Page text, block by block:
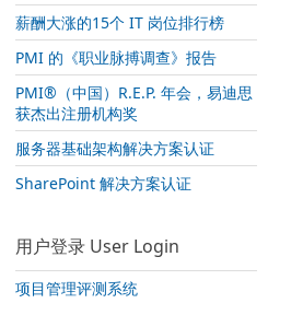
薪酬大涨的15个 IT 岗位排行榜
PMI 的《职业脉搏调查》报告
PMI®（中国）R.E.P. 年会，易迪思
获杰出注册机构奖
服务器基础架构解决方案认证
SharePoint 解决方案认证
用户登录 User Login
项目管理评测系统